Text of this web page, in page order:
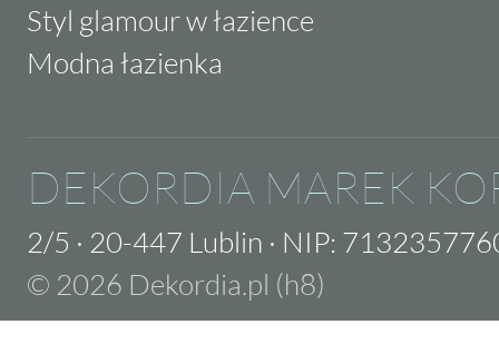
Styl glamour w łazience
Modna łazienka
DEKORDIA MAREK
2/5 · 20-447 Lublin · NIP:
© 2026 Dekordia.pl (h8)